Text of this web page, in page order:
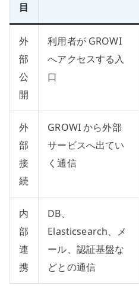
目
外
部
公
開
利用者が GROWI
へアクセスする入
口
外
部
接
続
GROWI から外部
サービスへ出てい
く通信
内
部
連
携
DB、
Elasticsearch、メ
ール、認証基盤な
どとの通信